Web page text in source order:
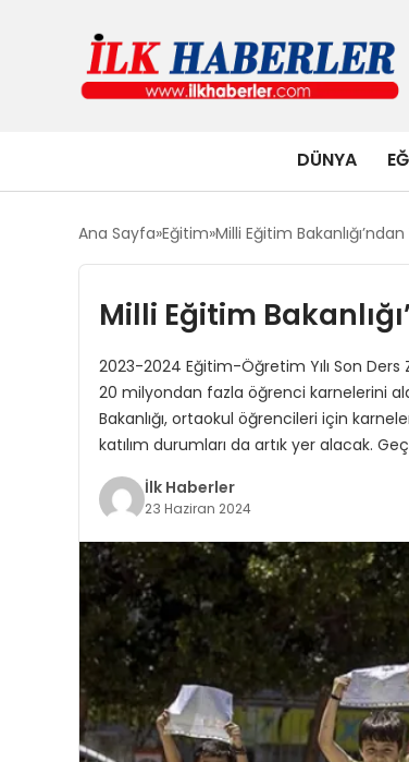
DÜNYA
Ana Sayfa Eğitim Milli Eğitim
Milli Eğitim
2023-2024 Eğitim-Öğretim Yılı Son
20 milyondan fazla öğrenci karnelerini
Bakanlığı, ortaokul öğrencileri için
katılım durumları da artık yer alacak.
İlk Haberler
23 Haziran 2024